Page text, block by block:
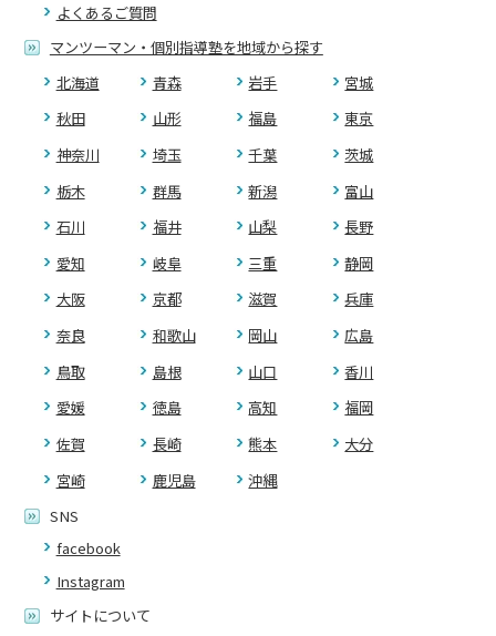
よくあるご質問
マンツーマン・個別指導塾を地域から探す
北海道
青森 岩手
宮城
秋田
山形 福島
東京
神奈川
埼玉 千葉
茨城
栃木
群馬 新潟
富山
石川
福井 山梨
長野
愛知
岐阜 三重
静岡
大阪
京都 滋賀
兵庫
奈良
和歌山 岡山
広島
鳥取
島根 山口
香川
愛媛
徳島 高知
福岡
佐賀
長崎 熊本
大分
宮崎
鹿児島
沖縄
SNS
facebook
Instagram
サイトについて